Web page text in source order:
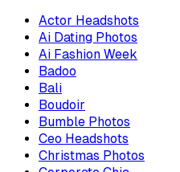
Actor Headshots
Ai Dating Photos
Ai Fashion Week
Badoo
Bali
Boudoir
Bumble Photos
Ceo Headshots
Christmas Photos